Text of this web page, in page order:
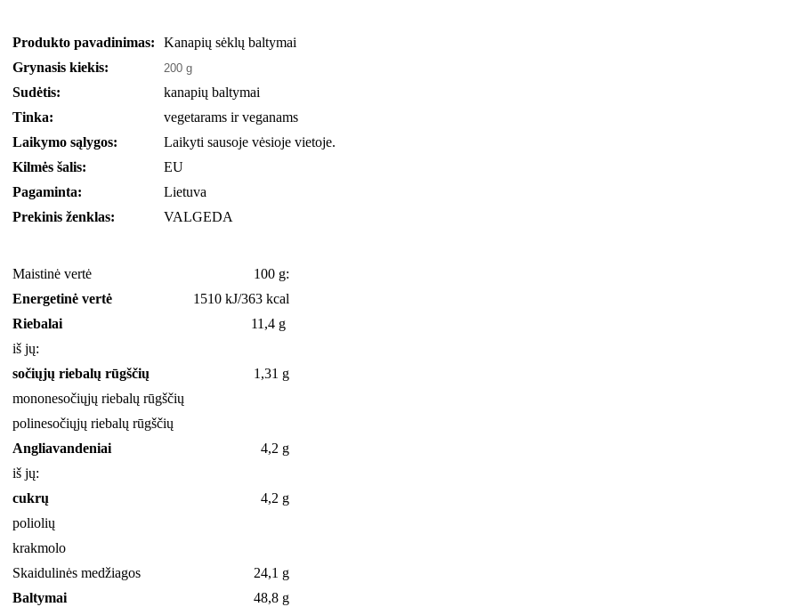
Produkto pavadinimas:
Kanapių sėklų baltymai
Grynasis kiekis:
200 g
Sudėtis:
kanapių baltymai
Tinka:
vegetarams ir veganams
Laikymo sąlygos:
Laikyti sausoje vėsioje vietoje.
Kilmės šalis:
EU
Pagaminta:
Lietuva
Prekinis ženklas:
VALGEDA
Maistinė vertė
100 g:
Energetinė vertė
1510 kJ/363 kcal
Riebalai
11,4 g
iš jų:
sočiųjų riebalų rūgščių
1,31 g
mononesočiųjų riebalų rūgščių
polinesočiųjų riebalų rūgščių
Angliavandeniai
4,2 g
iš jų:
cukrų
4,2 g
poliolių
krakmolo
Skaidulinės medžiagos
24,1 g
Baltymai
48,8 g